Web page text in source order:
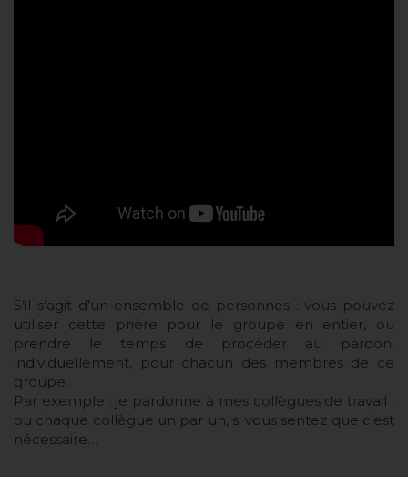
S’il s’agit d’un ensemble de personnes : vous pouvez
utiliser cette prière pour le groupe en entier, ou
prendre le temps de procéder au pardon,
individuellement, pour chacun des membres de ce
groupe.
Par exemple : je pardonne à mes collègues de travail ,
ou chaque collègue un par un, si vous sentez que c’est
nécessaire…